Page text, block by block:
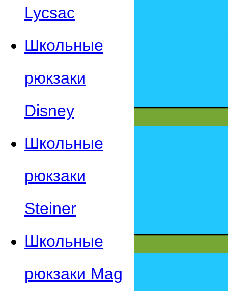
Lycsac
Школьные
рюкзаки
Disney
Школьные
рюкзаки
Steiner
Школьные
рюкзаки Mag